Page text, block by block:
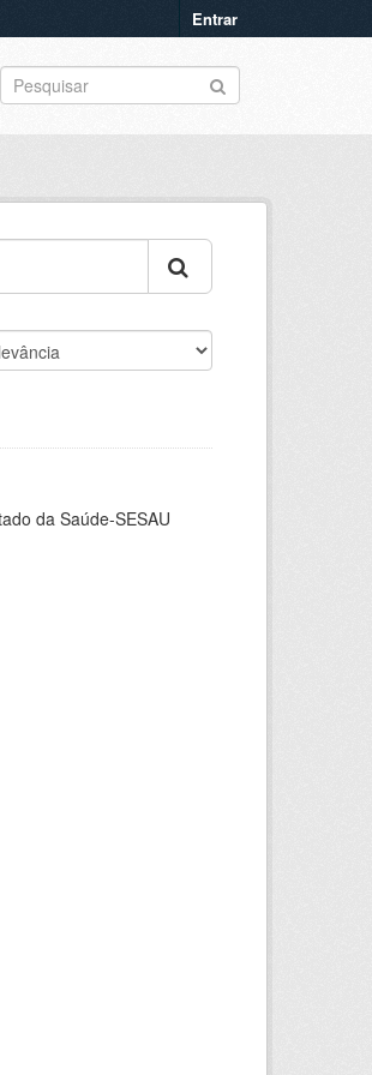
Entrar
da Saúde-SESAU